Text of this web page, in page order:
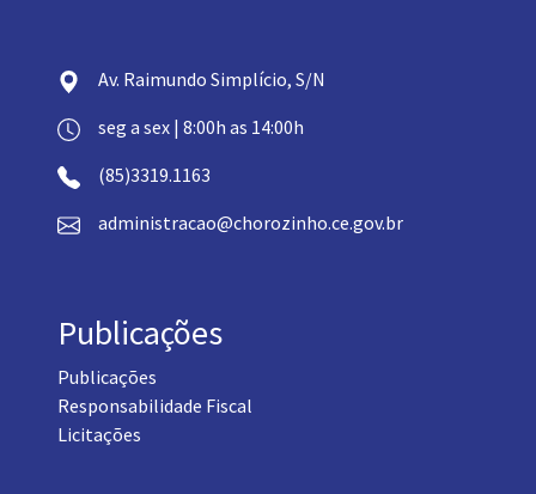
Av. Raimundo Simplício, S/N
seg a sex | 8:00h as 14:00h
(85)3319.1163
administracao@chorozinho.ce.gov.br
Publicações
Publicações
Responsabilidade Fiscal
Licitações